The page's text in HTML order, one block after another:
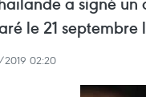
le 21
02:20